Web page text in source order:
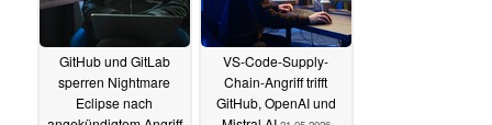
GitHub und GitLab
sperren Nightmare
Eclipse nach
VS-Code-Supply-
Chain-Angriff trifft
GitHub, OpenAI und